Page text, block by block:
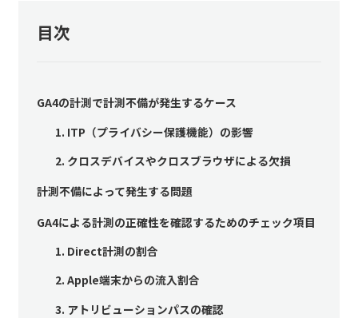
目次
GA4の計測で計測不備が発生するケース
1. ITP（プライバシー保護機能）の影響
2. クロスデバイスやクロスブラウザによる欠損
計測不備によって発生する問題
GA4による計測の正確性を確認するためのチェック項目
1. Direct計測の割合
2. Apple端末からの流入割合
3. アトリビューションパスの確認